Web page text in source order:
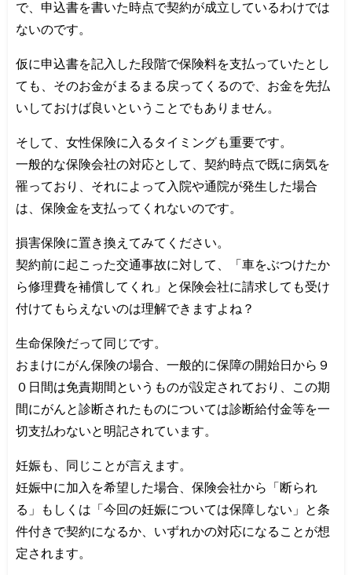
で、申込書を書いた時点で契約が成立しているわけでは
ないのです。
仮に申込書を記入した段階で保険料を支払っていたとし
ても、そのお金がまるまる戻ってくるので、お金を先払
いしておけば良いということでもありません。
そして、女性保険に入るタイミングも重要です。
一般的な保険会社の対応として、契約時点で既に病気を
罹っており、それによって入院や通院が発生した場合
は、保険金を支払ってくれないのです。
損害保険に置き換えてみてください。
契約前に起こった交通事故に対して、「車をぶつけたか
ら修理費を補償してくれ」と保険会社に請求しても受け
付けてもらえないのは理解できますよね？
生命保険だって同じです。
おまけにがん保険の場合、一般的に保障の開始日から９
０日間は免責期間というものが設定されており、この期
間にがんと診断されたものについては診断給付金等を一
切支払わないと明記されています。
妊娠も、同じことが言えます。
妊娠中に加入を希望した場合、保険会社から「断られ
る」もしくは「今回の妊娠については保障しない」と条
件付きで契約になるか、いずれかの対応になることが想
定されます。